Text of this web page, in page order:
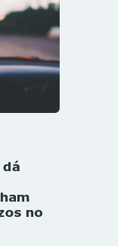
no